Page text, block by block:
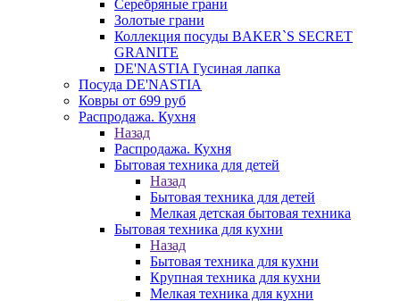
Серебряные грани
Золотые грани
Коллекция посуды BAKER`S SECRET
GRANITE
DE'NASTIA Гусиная лапка
Посуда DE'NASTIA
Ковры от 699 руб
Распродажа. Кухня
Назад
Распродажа. Кухня
Бытовая техника для детей
Назад
Бытовая техника для детей
Мелкая детская бытовая техника
Бытовая техника для кухни
Назад
Бытовая техника для кухни
Крупная техника для кухни
Мелкая техника для кухни